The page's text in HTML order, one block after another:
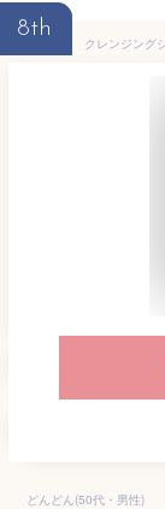
8th
どんどん(50代・男性)